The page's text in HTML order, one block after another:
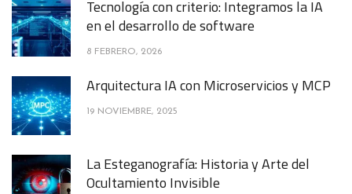
Tecnología con criterio: Integramos la IA
en el desarrollo de software
8 FEBRERO, 2026
Arquitectura IA con Microservicios y MCP
19 NOVIEMBRE, 2025
La Esteganografía: Historia y Arte del
Ocultamiento Invisible